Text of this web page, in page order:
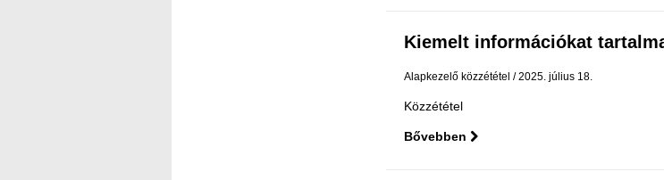
Kiemelt információkat
Alapkezelő közzététel 2025. július 18.
Közzététel
Bővebben